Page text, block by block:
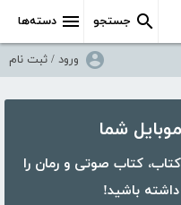
دسته‌ها جستجو
ورود / ثبت نام
با اپلیکیشن کتابراه، بیش از ۵۰،۰۰۰ کتاب، کتاب صوتی و رمان را
باشید!